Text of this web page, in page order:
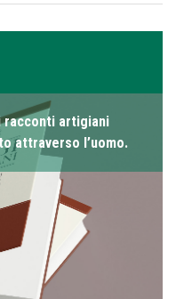
racconti artigiani
attraverso l’uomo.